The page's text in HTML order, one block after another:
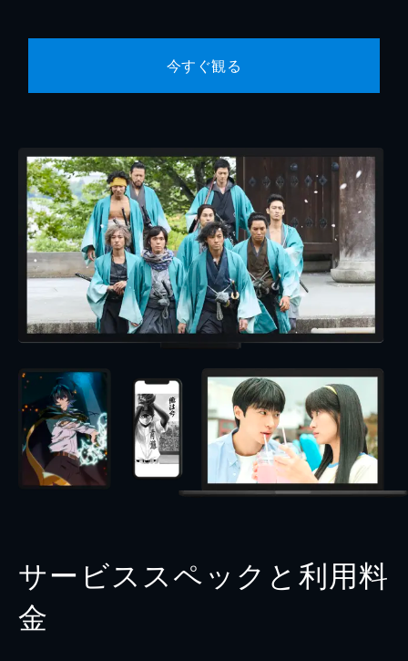
今すぐ観る
サービススペックと利用料
金